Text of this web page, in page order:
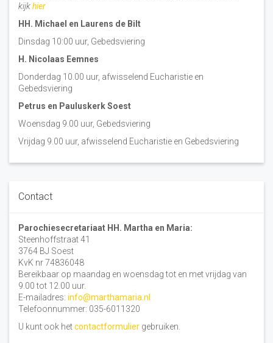
kijkhier
HH. Michael en Laurens de Bilt
Dinsdag 10:00 uur, Gebedsviering
H. Nicolaas Eemnes
Donderdag 10.00 uur, afwisselend Eucharistie en
Gebedsviering
Petrus en Pauluskerk Soest
Woensdag 9.00 uur, Gebedsviering
Vrijdag 9.00 uur, afwisselend Eucharistie en Gebedsviering
Contact
Parochiesecretariaat HH. Martha en Maria:
Steenhoffstraat 41
3764 BJ Soest
KvK nr 74836048
Bereikbaar op maandag en woensdag tot en met vrijdag van
9.00 tot 12.00 uur.
E-mailadres: info@marthamaria.nl
Telefoonnummer: 035-6011320
U kunt ook hetcontactformulier gebruiken.